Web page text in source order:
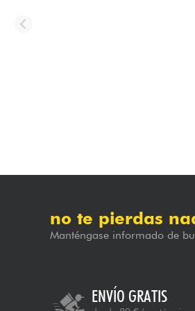
no te pierdas
Manténgase informado de
ENVÍO GRATIS